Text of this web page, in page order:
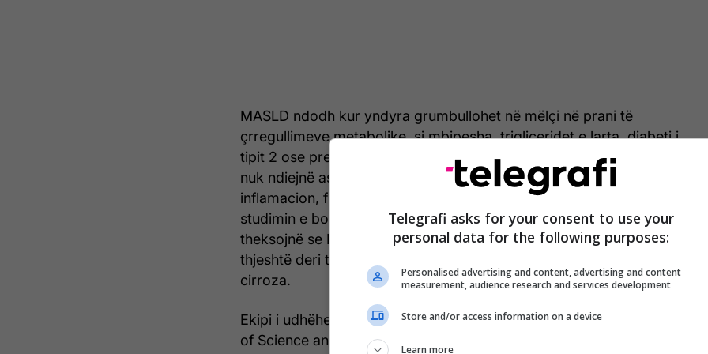
MASLD ndodh kur yndyra grumbullohet në mëlçi në prani të
çrregullimeve metabolike, si mbipesha, trigliceridet e larta, diabeti i
tipit 2 ose presioni i lartë i gjakut. Në fazat e para, shumë persona
nuk ndiejnë asgjë, por me kalimin e kohës gjendja mund të çojë në
inflamacion, fibrozë, cirrozë dhe dëmtim serioz të mëlçisë. Në
studimin e botuar në revistën shkencoreMetabolism, autorët
theksojnë se MASLD përfshin një spektër gjendjesh, nga dhjamosja e
thjeshtë deri te format më të avancuara si MASH, fibroza dhe
cirroza.
Ekipi i udhëhequr nga Jang Hyun Choi, nga Ulsan National Institute
of Science and Technology, në bashkëpunim me studiues nga Pusan
Telegrafi asks for your consent to use your
personal data for the following purposes:
Personalised advertising and content, advertising and content
measurement, audience research and services development
Store and/or access information on a device
Learn more